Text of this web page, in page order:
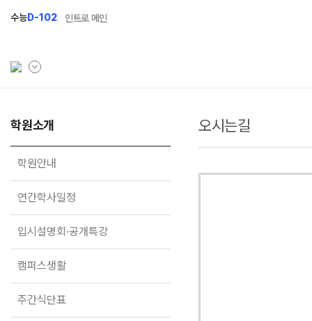
수능D-102 인트로 메인
학원소개
학원안내
연간학사일정
캠퍼스생활
주간식단표
학원시설
오시는길
N Class
2027 N수 정규반
2027 정시대비반
2027 파이널 정규반
학원소개
학원안내
연간학사일정
입시설명회·공개특강
캠퍼스생활
주간식단표
오시는길